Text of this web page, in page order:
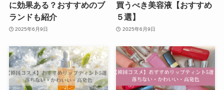
に効果ある？おすすめのブ
ランドも紹介
2025年6月9日
買うべき美容液【おすすめ
５選】
2025年6月9日